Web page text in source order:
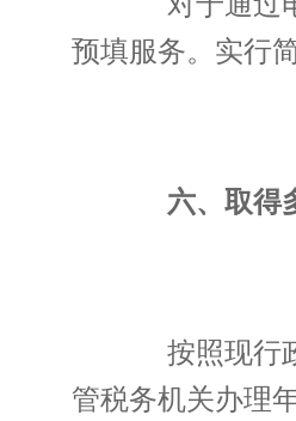
预填服务。实行
六、取得多
按照现行政
管税务机关办理